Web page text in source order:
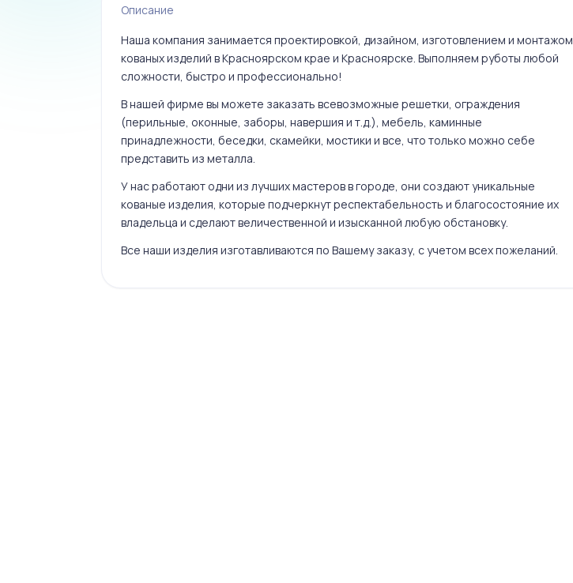
Описание
Наша компания занимается проектировкой, дизайном, изготовлением и монтажом
кованых изделий в Красноярском крае и Красноярске. Выполняем руботы любой
сложности, быстро и профессионально!
В нашей фирме вы можете заказать всевозможные решетки, ограждения
(перильные, оконные, заборы, навершия и т.д.), мебель, каминные
принадлежности, беседки, скамейки, мостики и все, что только можно себе
представить из металла.
У нас работают одни из лучших мастеров в городе, они создают уникальные
кованые изделия, которые подчеркнут респектабельность и благосостояние их
владельца и сделают величественной и изысканной любую обстановку.
Все наши изделия изготавливаются по Вашему заказу, с учетом всех пожеланий.